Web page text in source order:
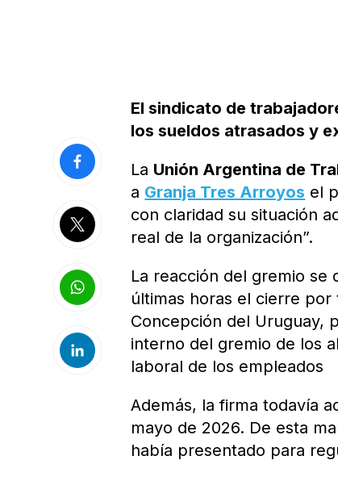
El sindicato de
los sueldos atrasados y
La Unión Argentina de
a Granja Tres Arroyos el
con claridad su situación
real de la organización”.
La reacción del gremio se
últimas horas el cierre
Concepción del Uruguay,
interno del gremio de los
laboral de los empleados
Además, la firma todavía
mayo de 2026. De esta
había presentado para